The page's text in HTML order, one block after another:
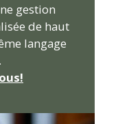
gestion
de haut
langage